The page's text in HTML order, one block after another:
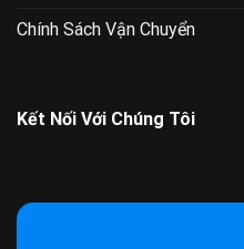
Chính Sách Vận Chuyển
Kết Nối Với Chúng Tôi